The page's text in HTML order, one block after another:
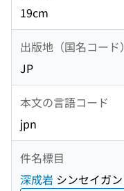
19cm
出版地（国名コード）
JP
本文の言語コード
jpn
件名標目
深成岩 シンセイガン